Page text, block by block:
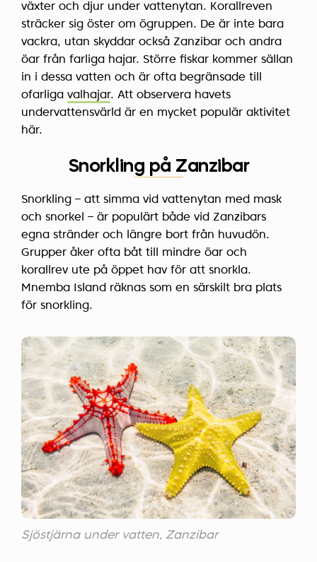
växter och djur under vattenytan. Korallreven
sträcker sig öster om ögruppen. De är inte bara
vackra, utan skyddar också Zanzibar och andra
öar från farliga hajar. Större fiskar kommer sällan
in i dessa vatten och är ofta begränsade till
ofarliga valhajar. Att observera havets
undervattensvärld är en mycket populär aktivitet
här.
Snorkling på Zanzibar
Snorkling – att simma vid vattenytan med mask
och snorkel – är populärt både vid Zanzibars
egna stränder och längre bort från huvudön.
Grupper åker ofta båt till mindre öar och
korallrev ute på öppet hav för att snorkla.
Mnemba Island räknas som en särskilt bra plats
för snorkling.
Sjöstjärna under vatten, Zanzibar